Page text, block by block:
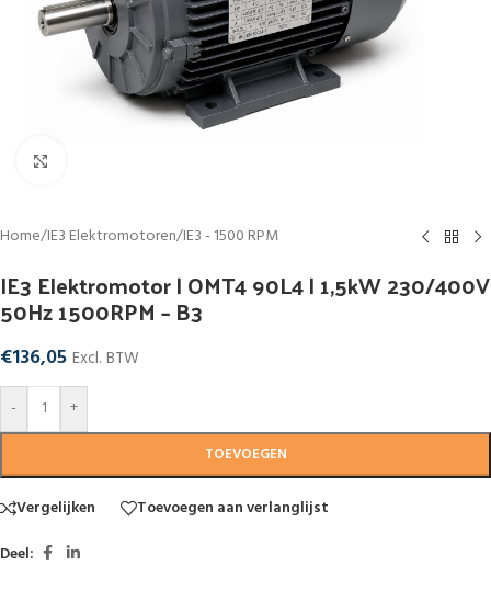
Home/IE3 Elektromotoren/IE3 - 1500 RPM
IE3 Elektromotor | OMT4 90L4 | 1,5kW 230/400V
50Hz 1500RPM – B3
€136,05 Excl. BTW
-
+
TOEVOEGEN
Vergelijken
Toevoegen aan verlanglijst
Deel: